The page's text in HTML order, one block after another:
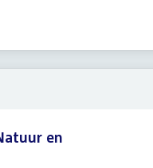
en